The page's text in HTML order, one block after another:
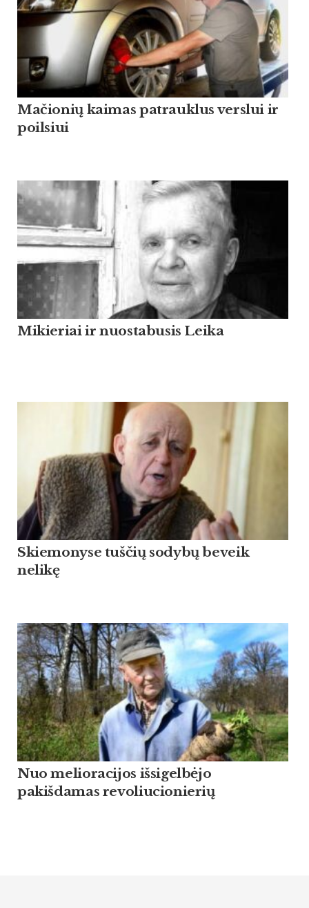
Mačionių kaimas patrauklus verslui ir
poilsiui
Mikieriai ir nuostabusis Leika
Skiemonyse tuščių sodybų beveik
nelikę
Nuo melioracijos išsigelbėjo
pakišdamas revoliucionierių